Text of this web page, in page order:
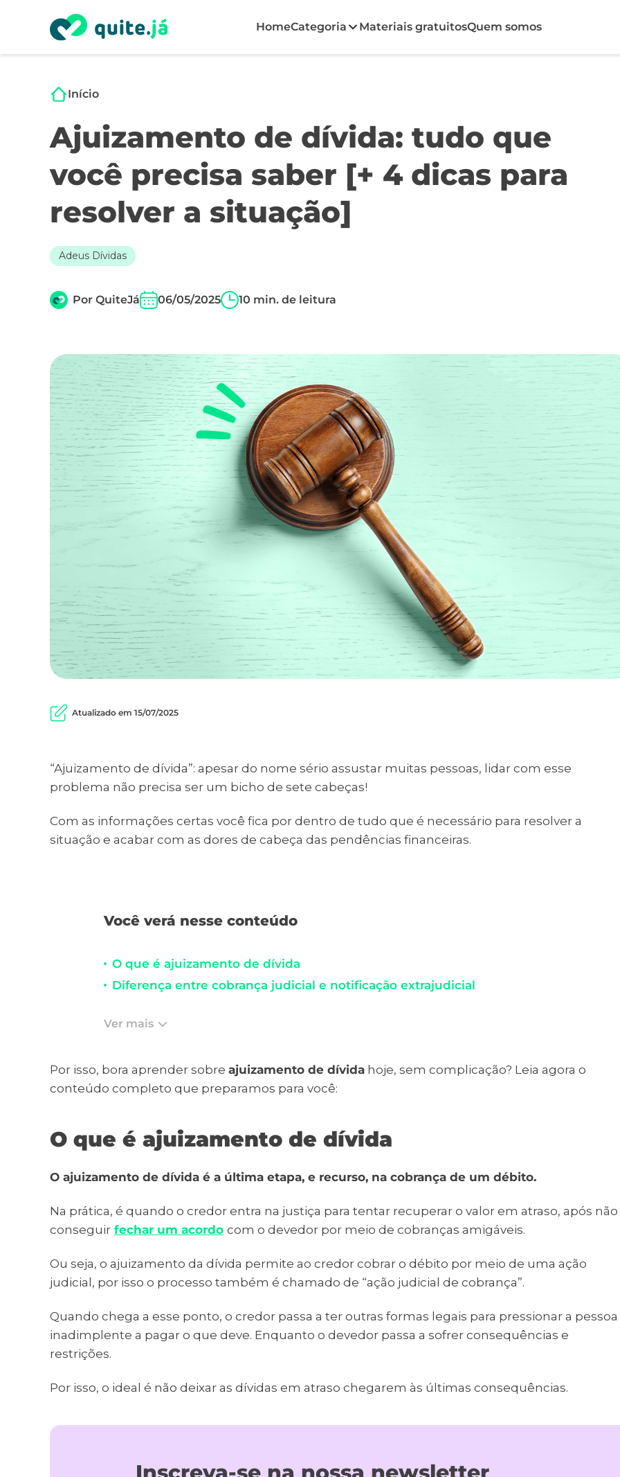
HomeCategoria Materiais gratuitosQuem somos
Início
Ajuizamento de dívida: tudo que
você precisa saber [+ 4 dicas para
resolver a situação]
Adeus Dívidas
Por QuiteJá 06/05/2025 10 min. de leitura
Atualizado em 15/07/2025
“Ajuizamento de dívida”: apesar do nome sério assustar muitas pessoas, lidar com esse
problema não precisa ser um bicho de sete cabeças!
Com as informações certas você fica por dentro de tudo que é necessário para resolver a
situação e acabar com as dores de cabeça das pendências financeiras.
Você verá nesse conteúdo
O que é ajuizamento de dívida
Diferença entre cobrança judicial e notificação extrajudicial
Ver mais
Por isso, bora aprender sobre ajuizamento de dívida hoje, sem complicação? Leia agora o
conteúdo completo que preparamos para você:
O que é ajuizamento de dívida
O ajuizamento de dívida é a última etapa, e recurso, na cobrança de um débito.
Na prática, é quando o credor entra na justiça para tentar recuperar o valor em atraso, após não
conseguir fechar um acordo com o devedor por meio de cobranças amigáveis.
Ou seja, o ajuizamento da dívida permite ao credor cobrar o débito por meio de uma ação
judicial, por isso o processo também é chamado de “ação judicial de cobrança”.
Quando chega a esse ponto, o credor passa a ter outras formas legais para pressionar a pessoa
inadimplente a pagar o que deve. Enquanto o devedor passa a sofrer consequências e
restrições.
Por isso, o ideal é não deixar as dívidas em atraso chegarem às últimas consequências.